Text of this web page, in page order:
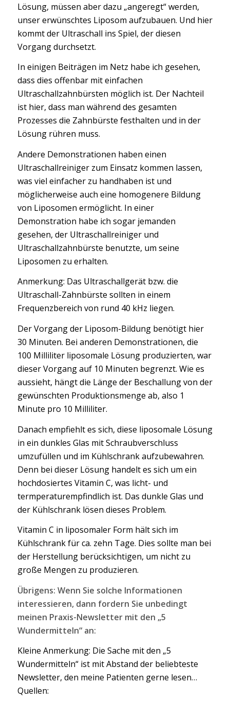
Lösung, müssen aber dazu „angeregt“ werden,
unser erwünschtes Liposom aufzubauen. Und hier
kommt der Ultraschall ins Spiel, der diesen
Vorgang durchsetzt.
In einigen Beiträgen im Netz habe ich gesehen,
dass dies offenbar mit einfachen
Ultraschallzahnbürsten möglich ist. Der Nachteil
ist hier, dass man während des gesamten
Prozesses die Zahnbürste festhalten und in der
Lösung rühren muss.
Andere Demonstrationen haben einen
Ultraschallreiniger zum Einsatz kommen lassen,
was viel einfacher zu handhaben ist und
möglicherweise auch eine homogenere Bildung
von Liposomen ermöglicht. In einer
Demonstration habe ich sogar jemanden
gesehen, der Ultraschallreiniger und
Ultraschallzahnbürste benutzte, um seine
Liposomen zu erhalten.
Anmerkung: Das Ultraschallgerät bzw. die
Ultraschall-Zahnbürste sollten in einem
Frequenzbereich von rund 40 kHz liegen.
Der Vorgang der Liposom-Bildung benötigt hier
30 Minuten. Bei anderen Demonstrationen, die
100 Milliliter liposomale Lösung produzierten, war
dieser Vorgang auf 10 Minuten begrenzt. Wie es
aussieht, hängt die Länge der Beschallung von der
gewünschten Produktionsmenge ab, also 1
Minute pro 10 Milliliter.
Danach empfiehlt es sich, diese liposomale Lösung
in ein dunkles Glas mit Schraubverschluss
umzufüllen und im Kühlschrank aufzubewahren.
Denn bei dieser Lösung handelt es sich um ein
hochdosiertes Vitamin C, was licht- und
termperaturempfindlich ist. Das dunkle Glas und
der Kühlschrank lösen dieses Problem.
Vitamin C in liposomaler Form hält sich im
Kühlschrank für ca. zehn Tage. Dies sollte man bei
der Herstellung berücksichtigen, um nicht zu
große Mengen zu produzieren.
Übrigens: Wenn Sie solche Informationen
interessieren, dann fordern Sie unbedingt
meinen Praxis-Newsletter mit den „5
Wundermitteln“ an:
Kleine Anmerkung: Die Sache mit den „5
Wundermitteln“ ist mit Abstand der beliebteste
Newsletter, den meine Patienten gerne lesen…
Quellen: